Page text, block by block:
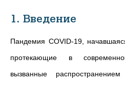
1. Введение
Пандемия COVID-19,
протекающие в
вызванные